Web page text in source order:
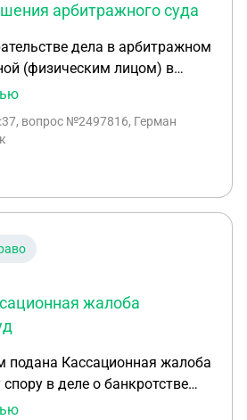
арбитражного суда
дела в арбитражном
(физическим лицом) в
порядке
в размере 150 руб.
пошлины у судов не
очередной апелляции на
решение суд обязывает
уже в размере 3000 руб.
, вопрос №2497816, Герман
жалоба
подана Кассационная жалоба
в деле о банкротстве
апелляционной